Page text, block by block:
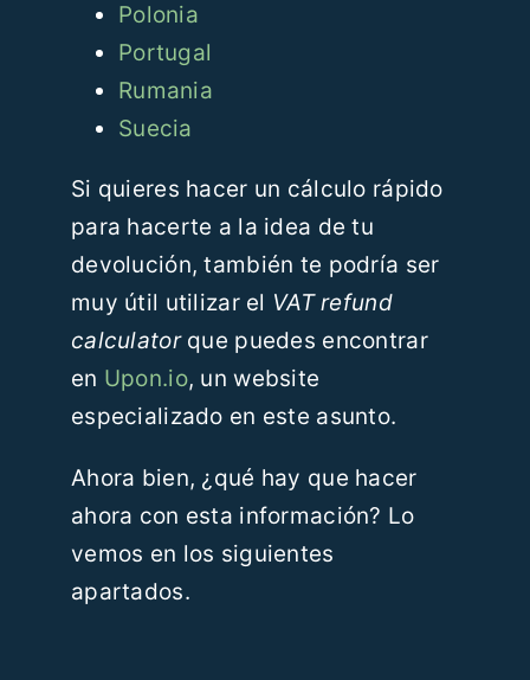
Polonia
Portugal
Rumania
Suecia
Si quieres hacer un cálculo rápido
para hacerte a la idea de tu
devolución, también te podría ser
muy útil utilizar el VAT refund
calculatorque puedes encontrar
en Upon.io, un website
especializado en este asunto.
Ahora bien, ¿qué hay que hacer
ahora con esta información? Lo
vemos en los siguientes
apartados.